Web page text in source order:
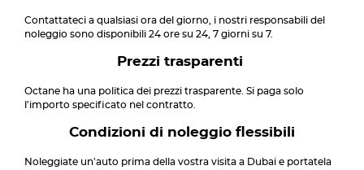
Contattateci a qualsiasi ora del giorno, i nostri responsabili del
noleggio sono disponibili 24 ore su 24, 7 giorni su 7.
Prezzi trasparenti
Octane ha una politica dei prezzi trasparente. Si paga solo
l'importo specificato nel contratto.
Condizioni di noleggio flessibili
Noleggiate un'auto prima della vostra visita a Dubai e portatela